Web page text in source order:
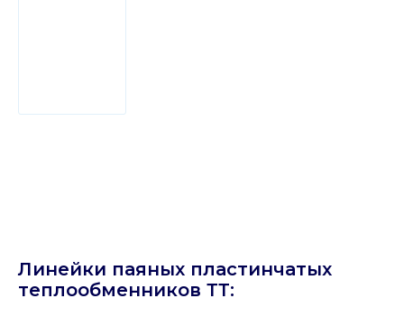
Линейки паяных пластинчатых
теплообменников ТТ: